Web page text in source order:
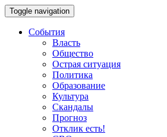
Toggle navigation
События
Власть
Общество
Острая ситуация
Политика
Образование
Культура
Скандалы
Прогноз
Отклик есть!